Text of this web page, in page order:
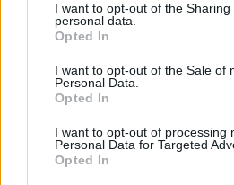
I want to opt-out of the Sharing
personal data.
Opted In
I want to opt-out of the Sale of
Personal Data.
Opted In
I want to opt-out of processing
Personal Data for Targeted
Opted In
Πριν 5 ημέρες
Βαρβασίου